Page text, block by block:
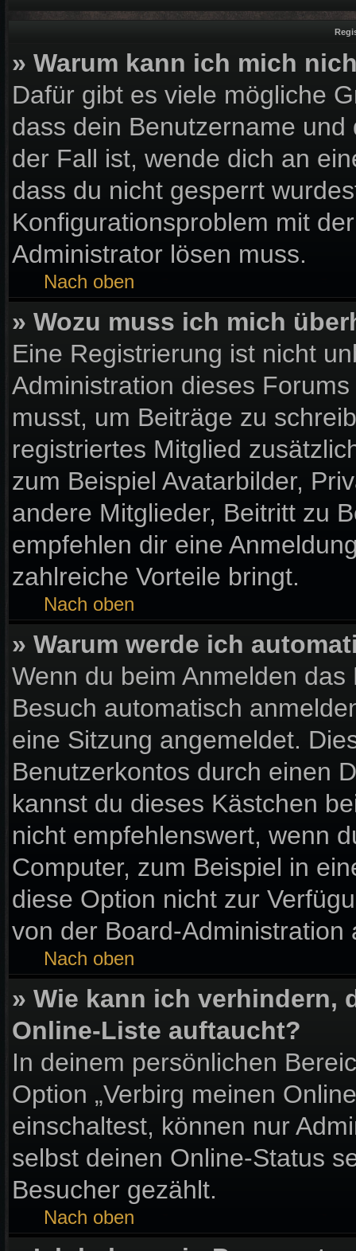
» Warum kann ich mich
Dafür gibt es viele mögliche
dass dein Benutzername
der Fall ist, wende dich an
dass du nicht gesperrt
Konfigurationsproblem mit
Administrator lösen muss.
Nach oben
» Wozu muss ich mich
Eine Registrierung ist nicht
Administration dieses
musst, um Beiträge zu
registriertes Mitglied
zum Beispiel Avatarbilder,
andere Mitglieder, Beitritt zu
empfehlen dir eine
zahlreiche Vorteile bringt.
Nach oben
» Warum werde ich
Wenn du beim Anmelden
Besuch automatisch
eine Sitzung angemeldet.
Benutzerkontos durch einen
kannst du dieses Kästchen
nicht empfehlenswert, wenn
Computer, zum Beispiel in
diese Option nicht zur
von der Board-Administration
Nach oben
» Wie kann ich verhindern,
Online-Liste auftaucht?
In deinem persönlichen
Option „Verbirg meinen
einschaltest, können nur
selbst deinen Online-Status
Besucher gezählt.
Nach oben